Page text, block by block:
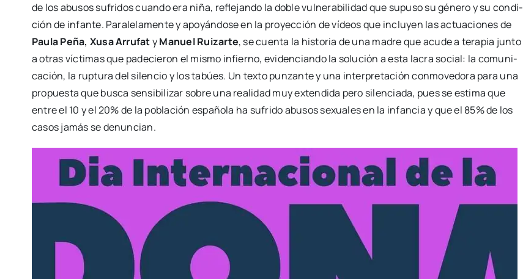
de los abu­sos sufri­dos cuan­do era niña, refle­jan­do la doble vul­ne­ra­bi­li­dad que supu­so su géne­ro y su con­di­
ción de infan­te. Para­le­la­men­te y apo­yán­do­se en la pro­yec­ción de vídeos que inclu­yen las actua­cio­nes de
Pau­la Peña, Xusa Arru­fatyManuel Rui­zar­te, se cuen­ta la his­to­ria de una madre que acu­de a tera­pia jun­to
a otras víc­ti­mas que pade­cie­ron el mis­mo infierno, evi­den­cian­do la solu­ción a esta lacra social: la comu­ni­
ca­ción, la rup­tu­ra del silen­cio y los tabúes. Un tex­to pun­zan­te y una inter­pre­ta­ción con­mo­ve­do­ra para una
pro­pues­ta que bus­ca sen­si­bi­li­zar sobre una reali­dad muy exten­di­da pero silen­cia­da, pues se esti­ma que
entre el 10 y el 20% de la pobla­ción espa­ño­la ha sufri­do abu­sos sexua­les en la infan­cia y que el 85% de los
casos jamás se denun­cian.